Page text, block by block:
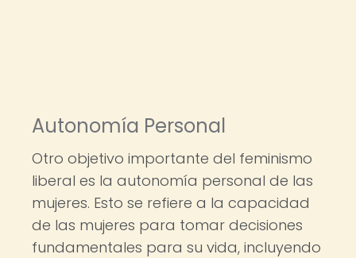
Autonomía Personal
Otro objetivo importante del feminismo
liberal es la autonomía personal de las
mujeres. Esto se refiere a la capacidad
de las mujeres para tomar decisiones
fundamentales para su vida, incluyendo